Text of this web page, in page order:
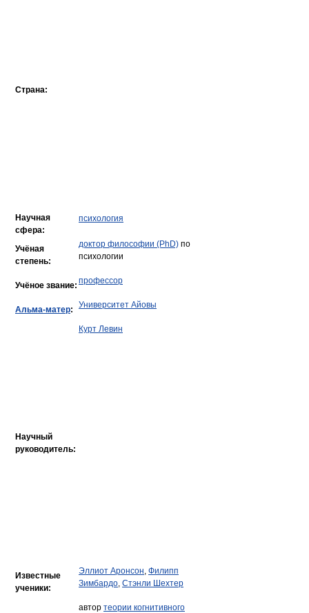
Страна:
Научная
сфера:
психология
Учёная
степень:
доктор философии (PhD) по
психологии
Учёное звание: профессор
Альма-матер: Университет Айовы
Научный
руководитель:
Курт Левин
Известные
ученики:
Эллиот Аронсон, Филипп
Зимбардо, Стэнли Шехтер
автор теории когнитивного